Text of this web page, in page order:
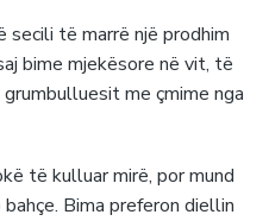
secili të marrë një prodhim
bime mjekësore në vit, të
me çmime nga
të kulluar mirë, por mund
Bima preferon diellin